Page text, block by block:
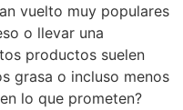
vuelto muy populares
o llevar una
productos suelen
grasa o incluso menos
lo que prometen?